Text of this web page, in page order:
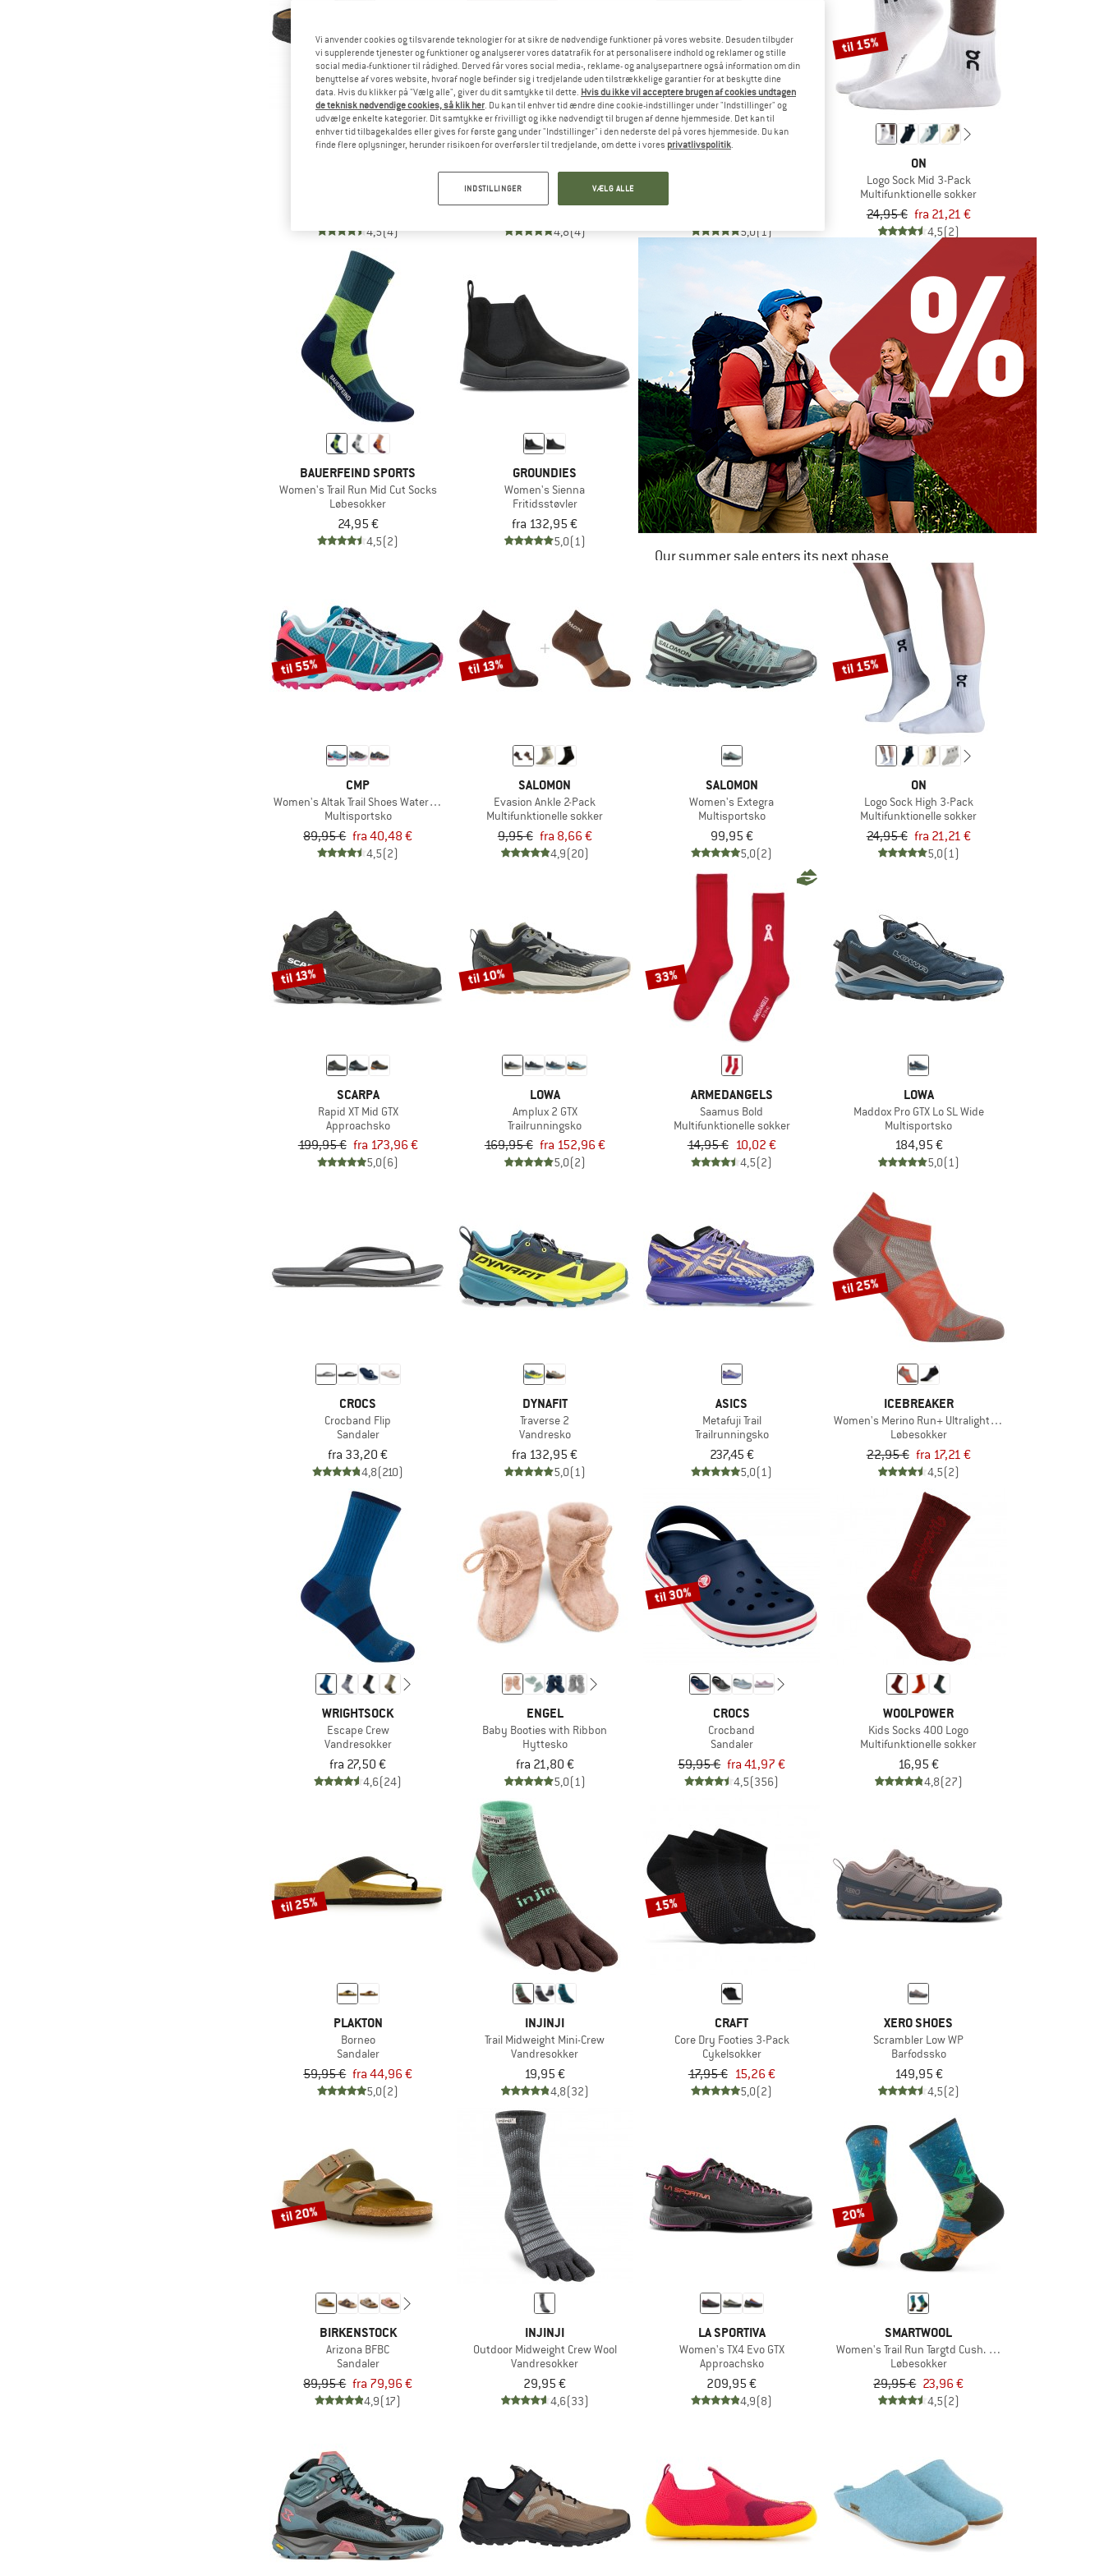
4,5(4)
Multifunktionelle sokker
4,8(4) 5,0(1)
til 15%
ON
Logo Sock Mid 3-Pack
Multifunktionelle sokker
24,95 € fra 21,21 €
4,5(2)
BAUERFEIND SPORTS
Women's Trail Run Mid Cut Socks
Løbesokker
24,95 €
4,5(2)
GROUNDIES
Women's Sienna
Fritidsstøvler
fra 132,95 €
5,0(1)
Our summer sale enters its next phase
NOW UP TO 50% OFF
til 55%
CMP
Women's Altak Trail Shoes Waterproof
Multisportsko
89,95 € fra 40,48 €
4,5(2)
til 13%
SALOMON
Evasion Ankle 2-Pack
Multifunktionelle sokker
9,95 € fra 8,66 €
4,9(20)
SALOMON
Women's Extegra
Multisportsko
99,95 €
5,0(2)
til 15%
ON
Logo Sock High 3-Pack
Multifunktionelle sokker
24,95 € fra 21,21 €
5,0(1)
til 13%
SCARPA
Rapid XT Mid GTX
Approachsko
199,95 € fra 173,96 €
5,0(6)
til 10%
LOWA
Amplux 2 GTX
Trailrunningsko
169,95 € fra 152,96 €
5,0(2)
33%
ARMEDANGELS
Saamus Bold
Multifunktionelle sokker
14,95 € 10,02 €
4,5(2)
LOWA
Maddox Pro GTX Lo SL Wide
Multisportsko
184,95 €
5,0(1)
CROCS
Crocband Flip
Sandaler
fra 33,20 €
4,8(210)
DYNAFIT
Traverse 2
Vandresko
fra 132,95 €
5,0(1)
ASICS
Metafuji Trail
Trailrunningsko
237,45 €
5,0(1)
til 25%
ICEBREAKER
Women's Merino Run+ Ultralight Micro
Løbesokker
22,95 € fra 17,21 €
4,5(2)
WRIGHTSOCK
Escape Crew
Vandresokker
fra 27,50 €
4,6(24)
ENGEL
Baby Booties with Ribbon
Hyttesko
fra 21,80 €
5,0(1)
til 30%
CROCS
Crocband
Sandaler
59,95 € fra 41,97 €
4,5(356)
WOOLPOWER
Kids Socks 400 Logo
Multifunktionelle sokker
16,95 €
4,8(27)
til 25%
PLAKTON
Borneo
Sandaler
59,95 € fra 44,96 €
5,0(2)
INJINJI
Trail Midweight Mini-Crew
Vandresokker
19,95 €
4,8(32)
15%
CRAFT
Core Dry Footies 3-Pack
Cykelsokker
17,95 € 15,26 €
5,0(2)
XERO SHOES
Scrambler Low WP
Barfodssko
149,95 €
4,5(2)
til 20%
BIRKENSTOCK
Arizona BFBC
Sandaler
89,95 € fra 79,96 €
4,9(17)
INJINJI
Outdoor Midweight Crew Wool
Vandresokker
29,95 €
4,6(33)
LA SPORTIVA
Women's TX4 Evo GTX
Approachsko
209,95 €
4,9(8)
20%
SMARTWOOL
Women's Trail Run Targtd Cush. Mountain Crew Socks
Løbesokker
29,95 € 23,96 €
4,5(2)
Vi anvender cookies og tilsvarende teknologier for at sikre de nødvendige funktioner på vores website. Desuden tilbyder
vi supplerende tjenester og funktioner og analyserer vores datatrafik for at personalisere indhold og reklamer og stille
social media-funktioner til rådighed. Derved får vores social media-, reklame- og analysepartnere også information om din
benyttelse af vores website, hvoraf nogle befinder sig i tredjelande uden tilstrækkelige garantier for at beskytte dine
data. Hvis du klikker på "Vælg alle", giver du dit samtykke til dette. Hvis du ikke vil acceptere brugen af cookies undtagen
de teknisk nødvendige cookies, så klik her. Du kan til enhver tid ændre dine cookie-indstillinger under "Indstillinger" og
udvælge enkelte kategorier. Dit samtykke er frivilligt og ikke nødvendigt til brugen af denne hjemmeside. Det kan til
enhver tid tilbagekaldes eller gives for første gang under "Indstillinger" i den nederste del på vores hjemmeside. Du kan
finde flere oplysninger, herunder risikoen for overførsler til tredjelande, om dette i vores privatlivspolitik.
INDSTILLINGER VÆLG ALLE